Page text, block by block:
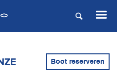
Boot reserveren